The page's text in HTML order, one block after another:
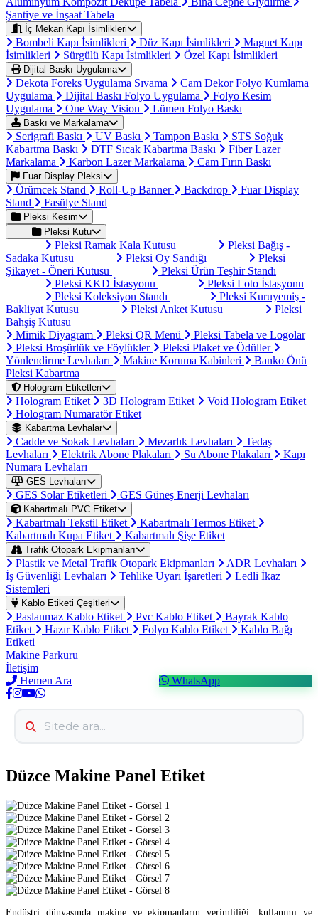
Şantiye ve İnşaat Tabela
İç Mekan Kapı İsimlikleri
Bombeli Kapı İsimlikleri Düz Kapı İsimlikleri
Magnet Kapı
İsimlikleri
Sürgülü Kapı İsimlikleri Özel Kapı İsimlikleri
Dijital Baskı Uygulama
Dekota Foreks Uygulama Sıvama
Cam Dekor Folyo Kumlama
Uygulama
Dijital Baskı Folyo Uygulama
Folyo Kesim
Uygulama
One Way Vision Lümen Folyo Baskı
Baskı ve Markalama
Serigrafi Baskı UV Baskı Tampon Baskı
STS Soğuk
Kabartma Baskı
DTF Sıcak Kabartma Baskı
Fiber Lazer
Markalama
Karbon Lazer Markalama Cam Fırın Baskı
Fuar Display Pleksi
Örümcek Stand Roll-Up Banner Backdrop
Fuar Display
Stand
Fasülye Stand
Pleksi Kesim
Pleksi Kutu
Pleksi Ramak Kala Kutusu
Pleksi Bağış -
Sadaka Kutusu
Pleksi Oy Sandığı
Pleksi
Şikayet - Öneri Kutusu
Pleksi Ürün Teşhir Standı
Pleksi KKD İstasyonu
Pleksi Loto İstasyonu
Pleksi Koleksiyon Standı
Pleksi Kuruyemiş -
Bakliyat Kutusu
Pleksi Anket Kutusu
Pleksi
Bahşiş Kutusu
Mimik Diyagram
Pleksi QR Menü
Pleksi Tabela ve Logolar
Pleksi Broşürlük ve Föylükler
Pleksi Plaket ve Ödüller
Yönlendirme Levhaları
Makine Koruma Kabinleri
Banko Önü
Pleksi Kabartma
Hologram Etiketleri
Hologram Etiket 3D Hologram Etiket
Void Hologram Etiket
Hologram Numaratör Etiket
Kabartma Levhalar
Cadde ve Sokak Levhaları Mezarlık Levhaları
Tedaş
Levhaları
Elektrik Abone Plakaları Su Abone Plakaları
Kapı
Numara Levhaları
GES Levhaları
GES Solar Etiketleri GES Güneş Enerji Levhaları
Kabartmalı PVC Etiket
Kabartmalı Tekstil Etiket
Kabartmalı Termos Etiket
Kabartmalı Kupa Etiket
Kabartmalı Şişe Etiket
Trafik Otopark Ekipmanları
Plastik ve Metal Trafik Otopark Ekipmanları
ADR Levhaları
İş Güvenliği Levhaları
Tehlike Uyarı İşaretleri
Ledli İkaz
Sistemleri
Kablo Etiketi Çeşitleri
Paslanmaz Kablo Etiket Pvc Kablo Etiket
Bayrak Kablo
Etiket
Hazır Kablo Etiket Folyo Kablo Etiket
Kablo Bağı
Etiketi
Makine Parkuru
İletişim
Hemen Ara
WhatsApp
Düzce Makine Panel Etiket
Endüstri dünyasında makine ve ekipmanların verimliliği, kullanımı ve